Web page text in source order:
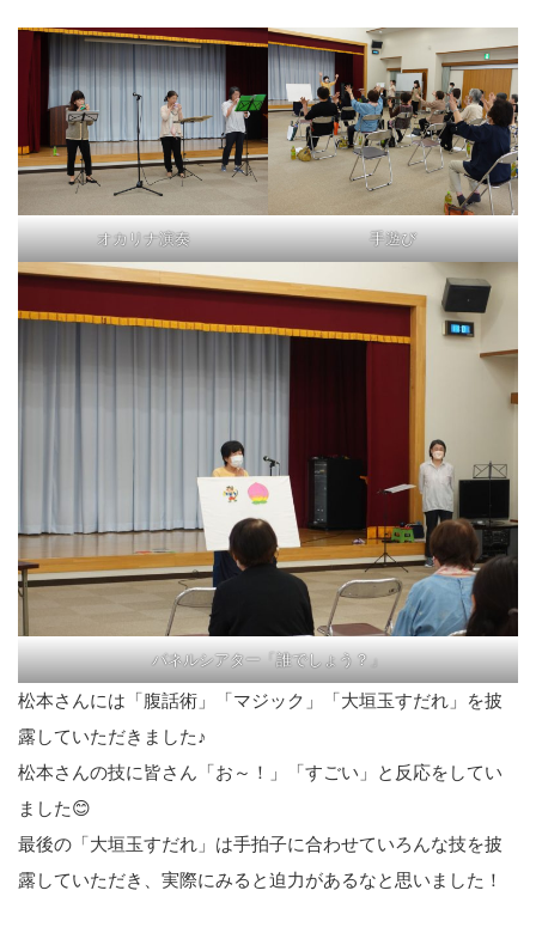
オカリナ演奏 手遊び
パネルシアター「誰でしょう？」
松本さんには「腹話術」「マジック」「大垣玉すだれ」を披
露していただきました♪
松本さんの技に皆さん「お～！」「すごい」と反応をしてい
ました😊
最後の「大垣玉すだれ」は手拍子に合わせていろんな技を披
露していただき、実際にみると迫力があるなと思いました！